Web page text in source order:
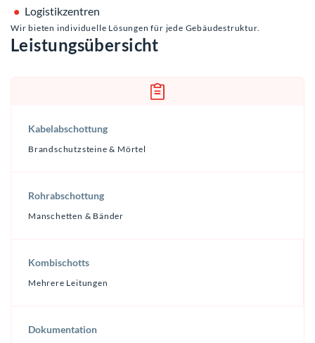
Logistikzentren
Wir bieten individuelle Lösungen für jede Gebäudestruktur.
Leistungsübersicht
Kabelabschottung
Brandschutzsteine & Mörtel
Rohrabschottung
Manschetten & Bänder
Kombischotts
Mehrere Leitungen
Dokumentation